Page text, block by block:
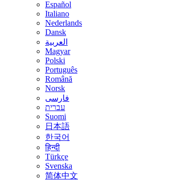
Español
Italiano
Nederlands
Dansk
العربية
Magyar
Polski
Português
Română
Norsk
فارسی
עברית
Suomi
日本語
한국어
हिन्दी
Türkçe
Svenska
简体中文